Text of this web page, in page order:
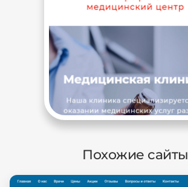
Похожие сайты